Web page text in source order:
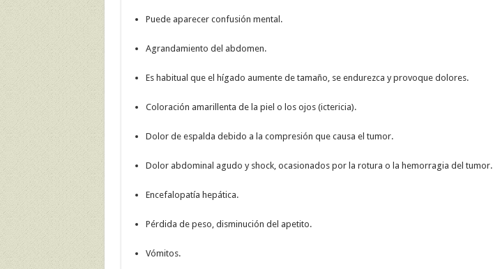
Puede aparecer confusión mental.
Agrandamiento del abdomen.
Es habitual que el hígado aumente de tamaño, se endurezca y provoque dolores.
Coloración amarillenta de la piel o los ojos (ictericia).
Dolor de espalda debido a la compresión que causa el tumor.
Dolor abdominal agudo y shock, ocasionados por la rotura o la hemorragia del tumor.
Encefalopatía hepática.
Pérdida de peso, disminución del apetito.
Vómitos.